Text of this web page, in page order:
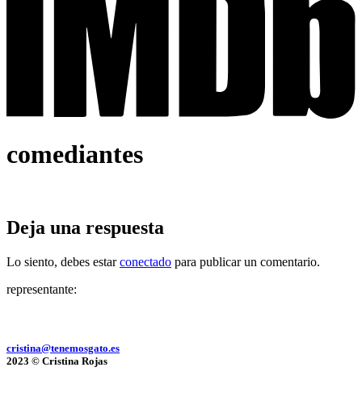
comediantes
Deja una respuesta
Lo siento, debes estarconectado para publicar un comentario.
representante:
cristina@tenemosgato.es
2023 © Cristina Rojas